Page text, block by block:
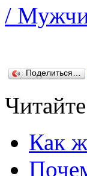
/
Поделиться…
Как